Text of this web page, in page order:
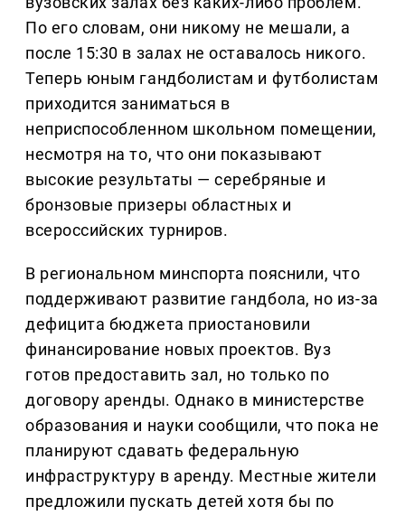
По его словам, они никому не мешали, а
после 15:30 в залах не оставалось никого.
Теперь юным гандболистам и футболистам
приходится заниматься в
неприспособленном школьном помещении,
несмотря на то, что они показывают
высокие результаты — серебряные и
бронзовые призеры областных и
всероссийских турниров.
В региональном минспорта пояснили, что
поддерживают развитие гандбола, но из-за
дефицита бюджета приостановили
финансирование новых проектов. Вуз
готов предоставить зал, но только по
договору аренды. Однако в министерстве
образования и науки сообщили, что пока не
планируют сдавать федеральную
инфраструктуру в аренду. Местные жители
предложили пускать детей хотя бы по